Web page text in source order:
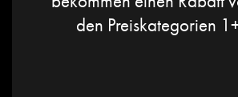
den Preiskategorien